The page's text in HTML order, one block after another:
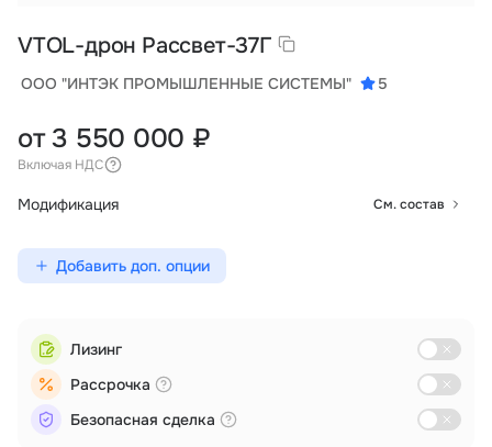
VTOL-дрон Рассвет-37Г
ООО "ИНТЭК ПРОМЫШЛЕННЫЕ СИСТЕМЫ" 5
от 3 550 000 ₽
Включая НДС
Модификация См. состав
Добавить доп. опции
Лизинг
Рассрочка
Безопасная сделка